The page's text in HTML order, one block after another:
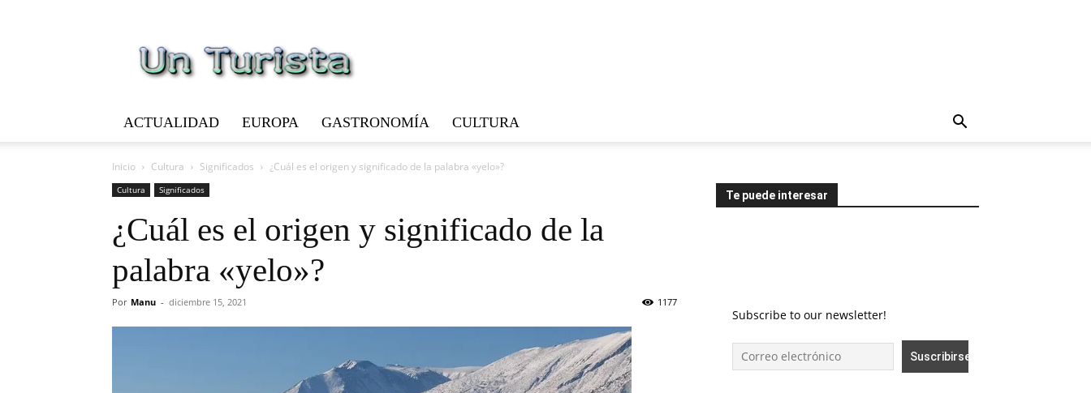
Turista
ACTUALIDAD EUROPA GASTRONOMÍA CULTURA
Inicio Cultura Significados ¿Cuál es el origen y significado de la palabra «yelo»?
Cultura Significados
¿Cuál es el origen y significado de la
palabra «yelo»?
Por Manu - diciembre 15, 2021 1177
Te puede interesar
Subscribe to our newsletter!